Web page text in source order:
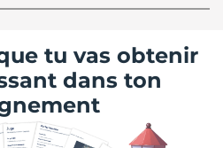
tu vas obtenir
dans ton